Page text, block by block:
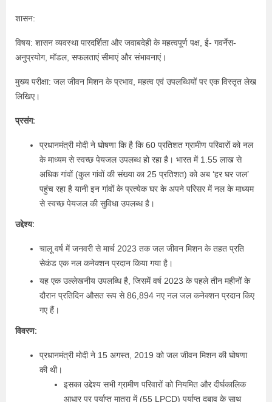
शासन:
विषय: शासन व्यवस्था पारदर्शिता और जवाबदेही के महत्वपूर्ण पक्ष, ई- गवर्नेस-
अनुप्रयोग, मॉडल, सफलताएं सीमाएं और संभावनाएं।
मुख्य परीक्षा: जल जीवन मिशन के प्रभाव, महत्व एवं उपलब्धियों पर एक विस्तृत लेख
लिखिए।
प्रसंग:
प्रधानमंत्री मोदी ने घोषणा कि है कि 60 प्रतिशत ग्रामीण परिवारों को नल
के माध्यम से स्वच्छ पेयजल उपलब्ध हो रहा है। भारत में 1.55 लाख से
अधिक गांवों (कुल गांवों की संख्या का 25 प्रतिशत) को अब ‘हर घर जल’
पहुंच रहा है यानी इन गांवों के प्रत्येक घर के अपने परिसर में नल के माध्यम
से स्वच्छ पेयजल की सुविधा उपलब्‍ध है।
उद्देश्य:
चालू वर्ष में जनवरी से मार्च 2023 तक जल जीवन मिशन के तहत प्रति
सेकंड एक नल कनेक्शन प्रदान किया गया है।
यह एक उल्लेखनीय उपलब्धि है, जिसमें वर्ष 2023 के पहले तीन महीनों के
दौरान प्रतिदिन औसत रूप से 86,894 नए नल जल कनेक्शन प्रदान किए
गए हैं।
विवरण:
प्रधानमंत्री मोदी ने 15 अगस्त, 2019 को जल जीवन मिशन की घोषणा
की थी।
इसका उद्देश्य सभी ग्रामीण परिवारों को नियमित और दीर्घकालिक
आधार पर पर्याप्त मात्रा में (55 LPCD) पर्याप्त दबाव के साथ